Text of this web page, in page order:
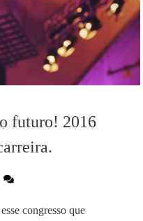
futuro! 2016
congresso que